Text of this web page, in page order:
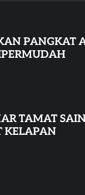
PANGKAT
TAMAT
KELAPAN